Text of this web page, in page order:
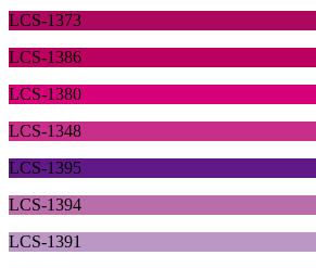
LCS-1373
LCS-1386
LCS-1380
LCS-1348
LCS-1395
LCS-1394
LCS-1391